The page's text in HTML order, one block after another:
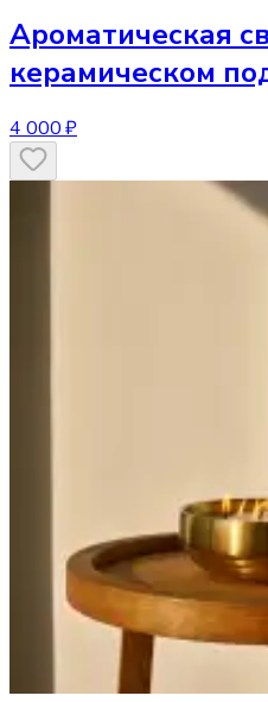
Ароматическая
керамическом
4 000 ₽